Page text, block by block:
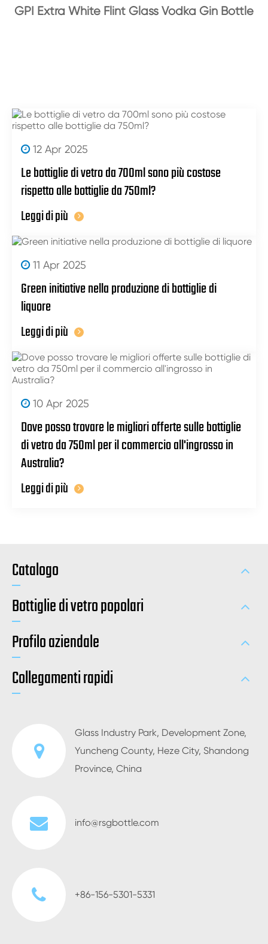
GPI Extra White Flint Glass Vodka Gin Bottle
12 Apr 2025
Le bottiglie di vetro da 700ml sono più costose
rispetto alle bottiglie da 750ml?
Leggi di più
11 Apr 2025
Green initiative nella produzione di bottiglie di
liquore
Leggi di più
10 Apr 2025
Dove posso trovare le migliori offerte sulle bottiglie
di vetro da 750ml per il commercio all'ingrosso in
Australia?
Leggi di più
Catalogo
Bottiglie di vetro popolari
Profilo aziendale
Collegamenti rapidi
Glass Industry Park, Development Zone,
Yuncheng County, Heze City, Shandong
Province, China
info@rsgbottle.com
+86-156-5301-5331